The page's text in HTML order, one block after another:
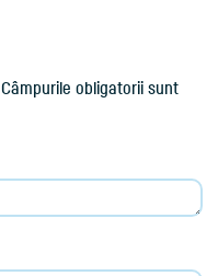
Câmpurile obligatorii sunt